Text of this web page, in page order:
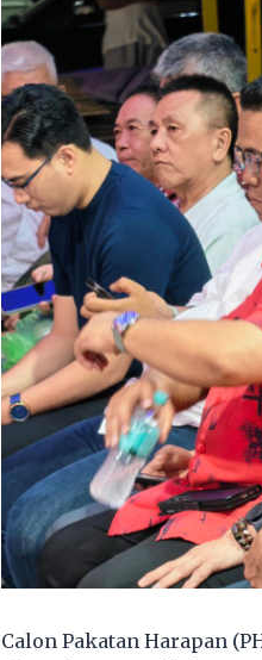
Calon Pakatan Harapan